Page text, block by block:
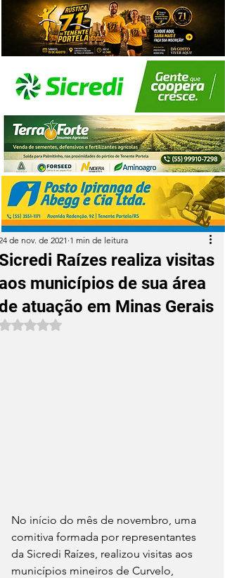
Raízes realiza visitas
municípios de sua área
atuação em Minas Gerais
de nov. de 2021 1 min de leitura
Avaliado com NaN de 5 estrelas.
No início do mês de novembro, uma
comitiva formada por representantes
da Sicredi Raízes, realizou visitas aos
municípios mineiros de Curvelo,